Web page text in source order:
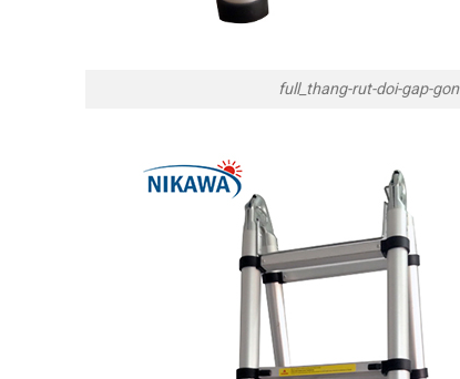
full_thang-rut-doi-gap-gon